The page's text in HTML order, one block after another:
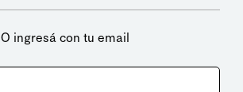
O ingresá con tu email